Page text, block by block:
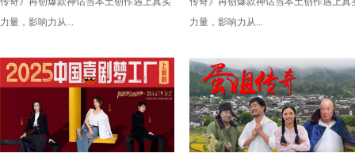
刷新纪录，见证本土力量
力量，影响力从...
刷新纪录，见证本土力量
力量，影响力从...